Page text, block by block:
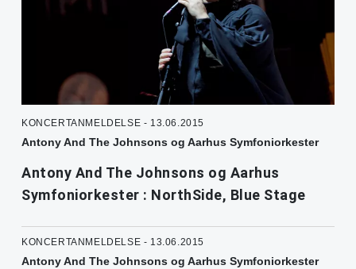
KONCERTANMELDELSE - 13.06.2015
Antony And The Johnsons og Aarhus Symfoniorkester
Antony And The Johnsons og Aarhus
Symfoniorkester : NorthSide, Blue Stage
KONCERTANMELDELSE - 13.06.2015
Antony And The Johnsons og Aarhus Symfoniorkester